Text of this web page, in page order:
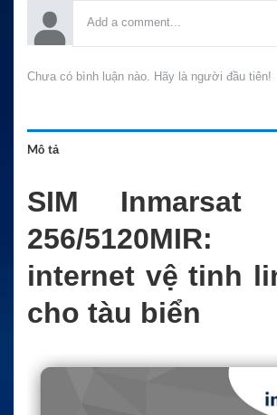
Chưa có bình luận nào. Hãy là người đầu tiên!
Mô tả
SIM Inmarsat
256/
internet vệ tinh
cho tàu biển